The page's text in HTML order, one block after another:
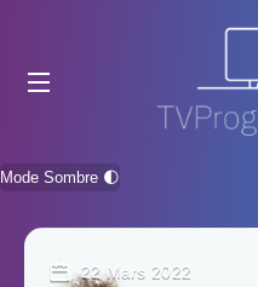
Mode Sombre 🌓
22 Mars 2022